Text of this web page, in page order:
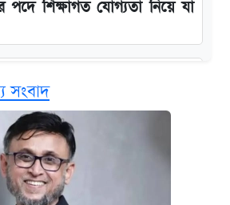
পদে শিক্ষাগত যোগ্যতা নিয়ে যা
সমকামিতার অভিযোগে দুইজন
সংবাদ